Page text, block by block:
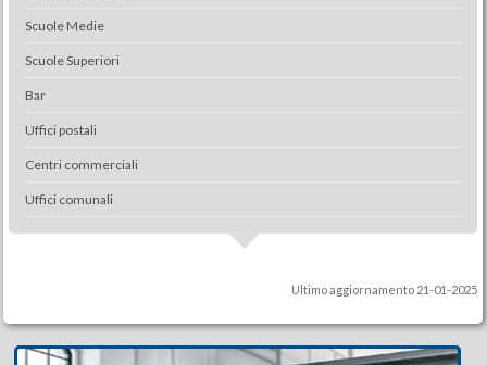
Scuole Medie
Scuole Superiori
Bar
Uffici postali
Centri commerciali
Uffici comunali
Ultimo aggiornamento 21-01-2025